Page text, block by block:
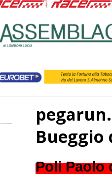
Bueggio
Poli Paolo